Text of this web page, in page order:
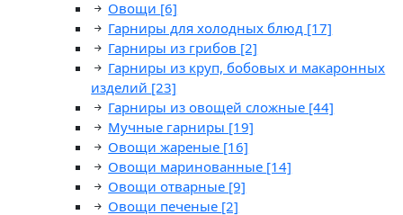
Овощи [6]
Гарниры для холодных блюд [17]
Гарниры из грибов [2]
Гарниры из круп, бобовых и макаронных
изделий [23]
Гарниры из овощей сложные [44]
Мучные гарниры [19]
Овощи жареные [16]
Овощи маринованные [14]
Овощи отварные [9]
Овощи печеные [2]